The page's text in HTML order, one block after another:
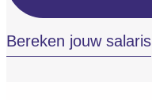
Bereken jouw salaris